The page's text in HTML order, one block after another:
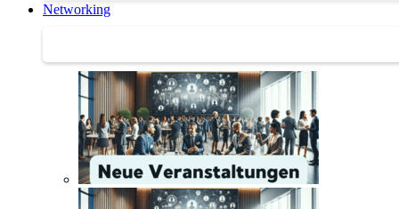
Networking